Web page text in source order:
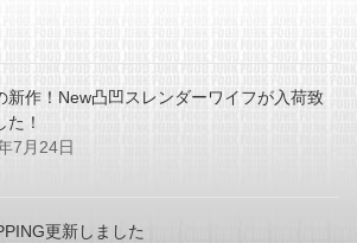
新作！New凸凹スレンダーワイフが入荷致
た！
7月24日
更新しました